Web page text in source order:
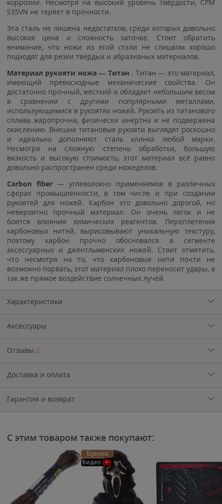
коррозии. Несмотря на высокий уровень твёрдости, CPM
S35VN не теряет в прочности.
Эта сталь не лишена недостатков, среди которых довольно
высокая цена и сложность заточке. Стоит обратить
внимание, что ножи из этой стали не слишком хорошо
подходят для резки твёрдых и абразивных материалов.
Материал рукояти ножа — Титан . Титан — это материал,
имеющий превосходные механические свойства. Он
достаточно прочный, жёсткий и обладает небольшим весом
в сравнении с другими популярными металлами,
использующимися в рукоятях ножей. Рукоять из титанового
сплава жаропрочна, физически инертна и не подвержена
окислению. Внешне титановые рукояти выглядят роскошно
и идеально дополняют сталь клинка любой марки.
Несмотря на сложную степень обработки, большую
вязкость и высокую стоимость, этот материал всё равно
довольно распространен среди ножеделов.
Carbon fiber— углеволокно применяемое в различных
сферах промышленности, в том числе и при создании
рукоятей для ножей. Карбон это довольно дорогой, но
невероятно прочный материал. Он очень легок и не
боится влияния химических реагентов. Переплетения
карбоновых нитей, вырисовывают уникальную текстуру,
поэтому карбон прочно обосновался в сегменте
аксессуарных и джентльменских ножей. Стоит отметить,
что несмотря на то, что карбоновые нити почти не
возможно порвать, этот материал плохо переносит удары, а
так же прямое воздействие солнечных лучей.
Характеристики
Аксессуары
Отзывы 2
Доставка и оплата
Гарантия и возврат
С этим товаром также покупают:
Бронза
Видео